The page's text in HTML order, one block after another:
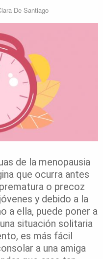
De Santiago
de la menopausia
que ocurra antes
o precoz
y debido a la
a ella, puede poner a
situación solitaria
es más fácil
a una amiga